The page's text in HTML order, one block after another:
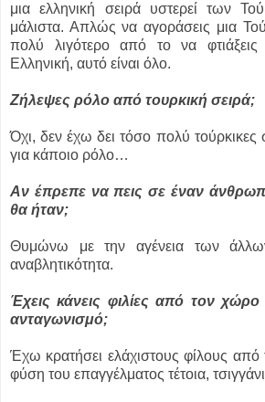
μια ελληνική σειρά υστερεί των
μάλιστα. Απλώς να αγοράσεις μια
πολύ λιγότερο από το να
Ελληνική, αυτό είναι όλο.
Ζήλεψες ρόλο από τουρκική σειρά;
Όχι, δεν έχω δει τόσο πολύ τούρκικες
για κάποιο ρόλο…
Αν έπρεπε να πεις σε έναν
θα ήταν;
Θυμώνω με την αγένεια των
αναβλητικότητα.
Έχεις κάνεις φιλίες από τον χώρο
ανταγωνισμό;
Έχω κρατήσει ελάχιστους φίλους από
φύση του επαγγέλματος τέτοια,